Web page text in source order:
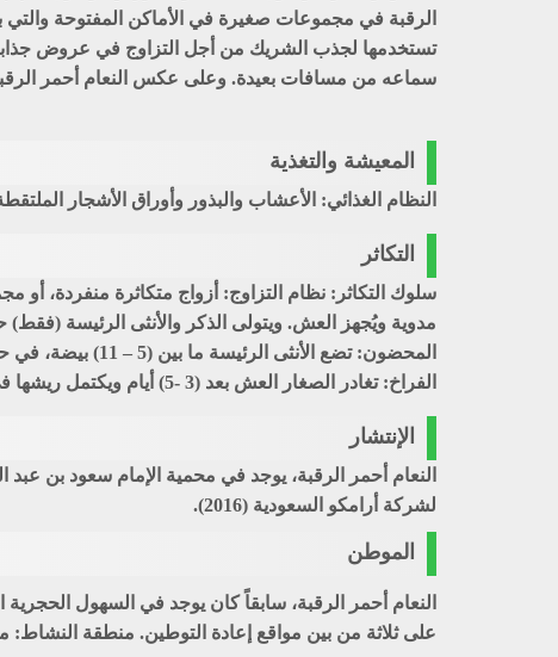
الرقبة في مجموعات صغيرة في الأماكن المفتوحة والتي
تستخدمها لجذب الشريك من أجل التزاوج في عروض جذابة
سماعه من مسافات بعيدة. وعلى عكس النعام أحمر
المعيشة والتغذية
النظام الغذائي: الأعشاب والبذور وأوراق الأشجار
التكاثر
الفراخ: تغادر الصغار العش بعد (3 -5) أيام ويكتمل ريشها في عمر (4 – 5) أشهر. الحضنة: عادة حضنة واحدة. الأزواج المتكاثرة سنوياً: 80
الإنتشار
لشركة أرامكو السعودية (2016).
الموطن
النعام أحمر الرقبة، سابقاً كان يوجد في السهول
على ثلاثة من بين مواقع إعادة التوطين. منطقة النشاط: